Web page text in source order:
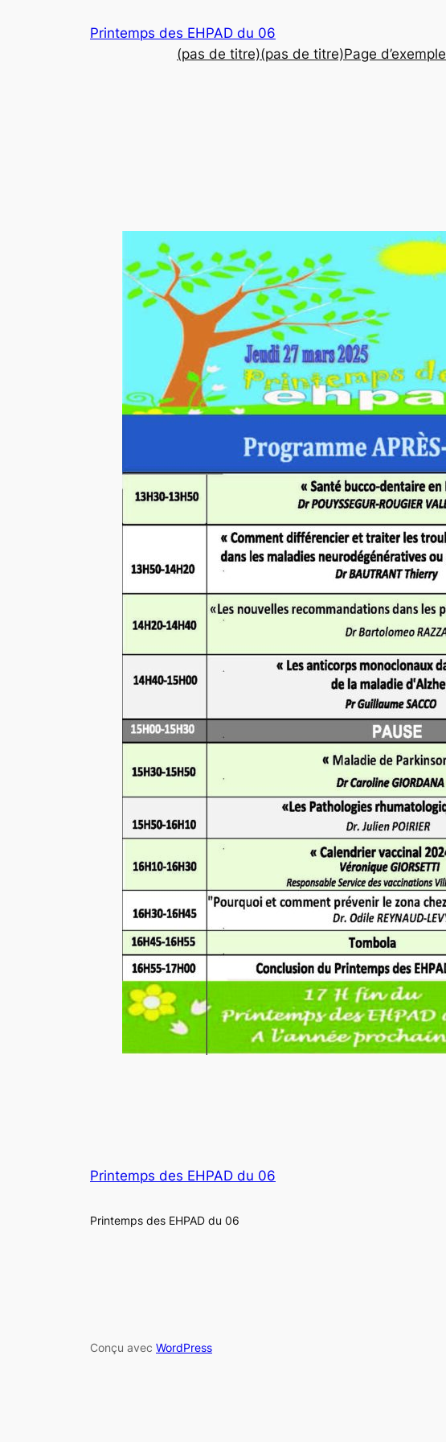
Printemps des EHPAD du 06
(pas de titre)(pas de titre)Page d’exemple
Printemps des EHPAD du 06
Printemps des EHPAD du 06
Conçu avec WordPress